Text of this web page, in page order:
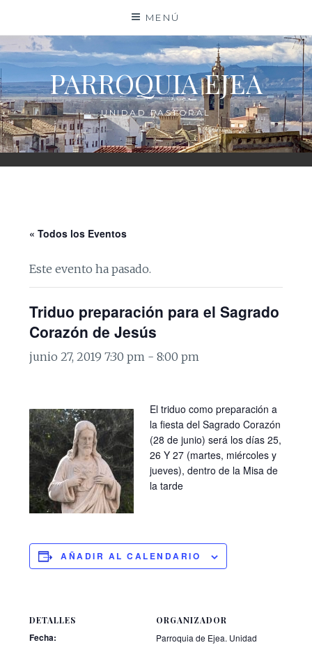
contenido
MENÚ
PARROQUIA EJEA
UNIDAD PASTORAL
« Todos los Eventos
Este evento ha pasado.
Triduo preparación para el Sagrado
Corazón de Jesús
junio 27, 2019 7:30 pm -8:00 pm
El triduo como preparación a
la fiesta del Sagrado Corazón
(28 de junio) será los días 25,
26 Y 27 (martes, miércoles y
jueves), dentro de la Misa de
la tarde
AÑADIR AL CALENDARIO
DETALLES
Fecha:
ORGANIZADOR
Parroquia de Ejea. Unidad